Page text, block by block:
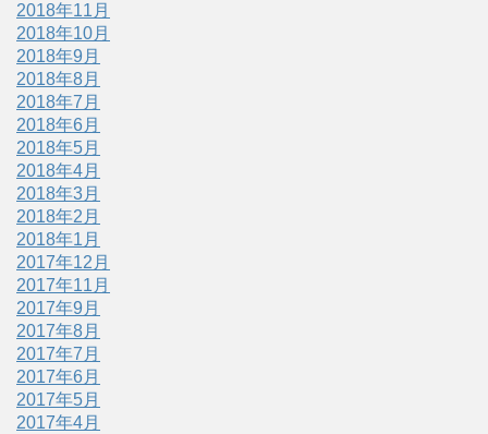
2018年11月
2018年10月
2018年9月
2018年8月
2018年7月
2018年6月
2018年5月
2018年4月
2018年3月
2018年2月
2018年1月
2017年12月
2017年11月
2017年9月
2017年8月
2017年7月
2017年6月
2017年5月
2017年4月